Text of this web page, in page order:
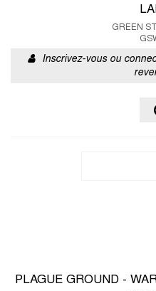
GREEN
Inscrivez-vous ou
PLAGUE GROUND -